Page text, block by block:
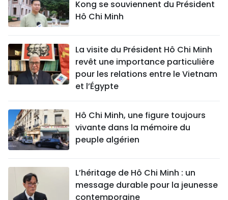
Kong se souviennent du Président
Hô Chi Minh
La visite du Président Hô Chi Minh
revêt une importance particulière
pour les relations entre le Vietnam
et l’Égypte
Hô Chi Minh, une figure toujours
vivante dans la mémoire du
peuple algérien
L’héritage de Hô Chi Minh : un
message durable pour la jeunesse
contemporaine